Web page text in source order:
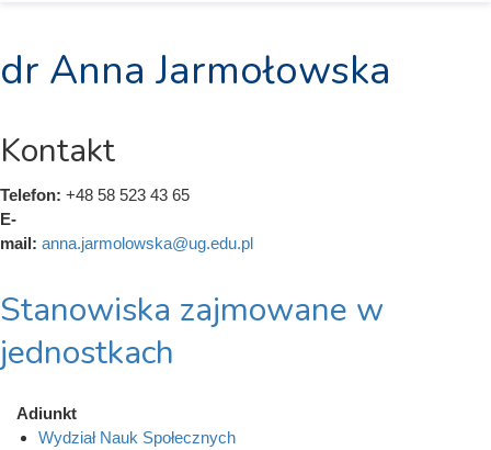
dr Anna Jarmołowska
Kontakt
Telefon: +48 58 523 43 65
E-
mail: anna.jarmolowska@ug.edu.pl
Stanowiska zajmowane w
jednostkach
Adiunkt
Wydział Nauk Społecznych